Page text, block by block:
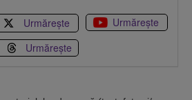
Urmărește
Urmărește
Urmărește